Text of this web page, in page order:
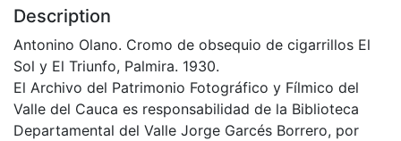
Description
Antonino Olano. Cromo de obsequio de cigarrillos El
Sol y El Triunfo, Palmira. 1930.
El Archivo del Patrimonio Fotográfico y Fílmico del
Valle del Cauca es responsabilidad de la Biblioteca
Departamental del Valle Jorge Garcés Borrero, por